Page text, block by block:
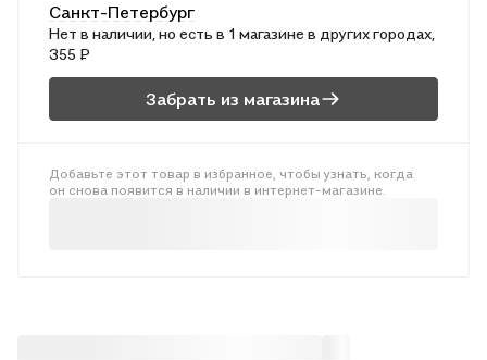
федеральному государственному образовательному
стандарту основного общего образования (2010 г.).
Санкт-Петербург
Нет в наличии, но есть в 1 магазине в других городах,
355 ₽
Забрать из магазина
Добавьте этот товар в избранное, чтобы узнать, когда
он снова появится в наличии в интернет-магазине.